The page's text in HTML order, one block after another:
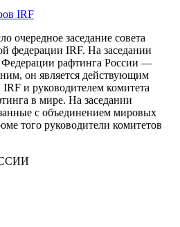
IRF
очередное заседание совета
федерации IRF. На заседании
Федерации рафтинга России —
он является действующим
и руководителем комитета
в мире. На заседании
с объединением мировых
того руководители комитетов